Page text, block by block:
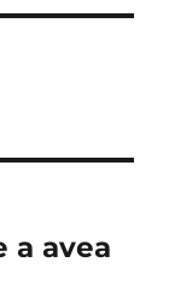
a avea